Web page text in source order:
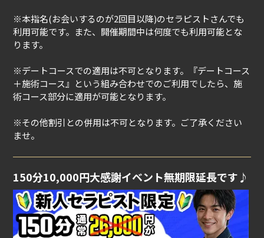
※本指名(お会いするのが2回目以降)のセラピストさんでも
利用可能です。また、開催期間中は何度でも利用可能とな
ります。
※デートコースでの適用は不可となります。『デートコース
＋施術コース』という組み合わせでのご利用でしたら、施
術コース部分に適用が可能となります。
※その他割引との併用は不可となります。ご了承ください
ませ。
150分10,000円大感謝イベント無期限延長です♪